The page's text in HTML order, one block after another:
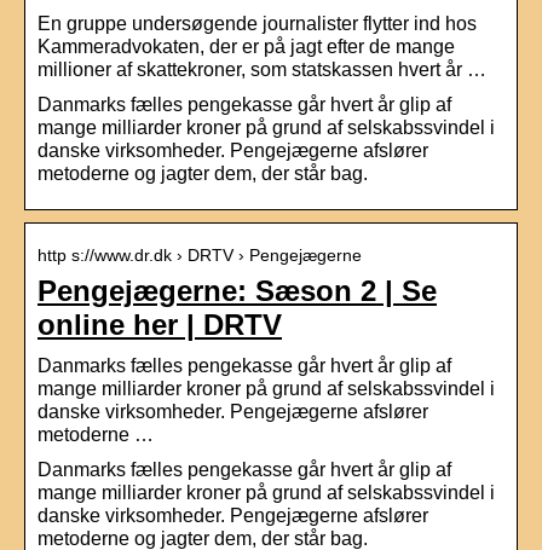
En gruppe undersøgende journalister flytter ind hos
Kammeradvokaten, der er på jagt efter de mange
millioner af skattekroner, som statskassen hvert år …
Danmarks fælles pengekasse går hvert år glip af
mange milliarder kroner på grund af selskabssvindel i
danske virksomheder. Pengejægerne afslører
metoderne og jagter dem, der står bag.
http s://www.dr.dk › DRTV › Pengejægerne
Pengejægerne: Sæson 2 | Se
online her | DRTV
Danmarks fælles pengekasse går hvert år glip af
mange milliarder kroner på grund af selskabssvindel i
danske virksomheder. Pengejægerne afslører
metoderne …
Danmarks fælles pengekasse går hvert år glip af
mange milliarder kroner på grund af selskabssvindel i
danske virksomheder. Pengejægerne afslører
metoderne og jagter dem, der står bag.